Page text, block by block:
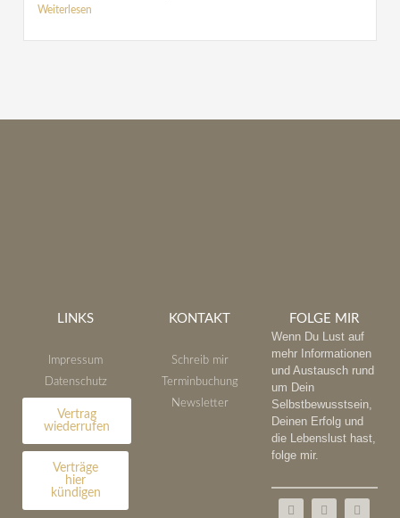
Weiterlesen
LINKS
Impressum
Datenschutz
Vertrag
wiederrufen
Verträge
hier
kündigen
KONTAKT
Schreib mir
Terminbuchung
Newsletter
FOLGE MIR
Wenn Du Lust auf
mehr Informationen
und Austausch rund
um Dein
Selbstbewusstsein,
Deinen Erfolg und
die Lebenslust hast,
folge mir.